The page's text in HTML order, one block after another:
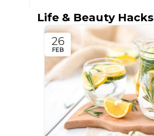
Life & Beauty Hacks
26
FEB